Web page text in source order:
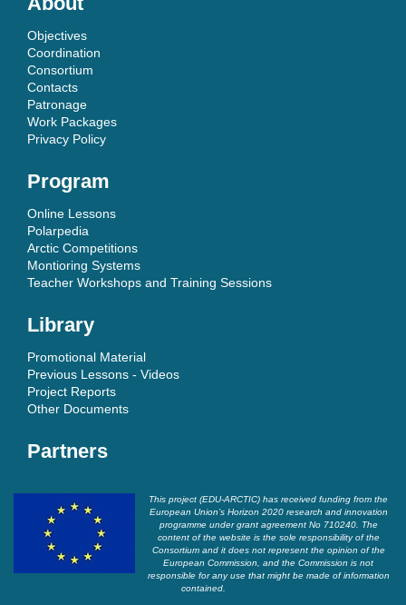
Objectives
Coordination
Consortium
Contacts
Patronage
Work Packages
Privacy Policy
Program
Online Lessons
Polarpedia
Arctic Competitions
Montioring Systems
Teacher Workshops and Training Sessions
Library
Promotional Material
Previous Lessons - Videos
Project Reports
Other Documents
Partners
This project (EDU-ARCTIC) has received funding from the
European Union’s Horizon 2020 research and innovation
programme under grant agreement No 710240. The
content of the website is the sole responsibility of the
Consortium and it does not represent the opinion of the
European Commission, and the Commission is not
responsible for any use that might be made of information
contained.